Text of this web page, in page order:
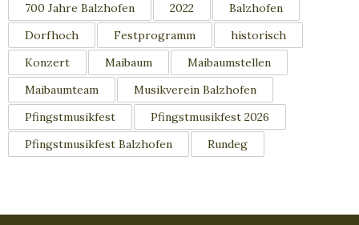
700 Jahre Balzhofen 2022
Balzhofen
Dorfhoch
Festprogramm
historisch
Konzert
Maibaum
Maibaumstellen
Maibaumteam
Musikverein Balzhofen
Pfingstmusikfest
Pfingstmusikfest 2026
Pfingstmusikfest Balzhofen
Rundeg